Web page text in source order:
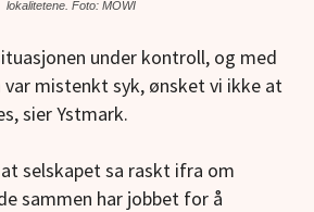
lokalitetene. Foto: MOWI
under kontroll, og med
mistenkt syk, ønsket vi ikke at
sier Ystmark.
selskapet sa raskt ifra om
sammen har jobbet for å